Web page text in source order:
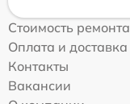
Стоимость ремонта
Оплата и доставка
Контакты
Вакансии